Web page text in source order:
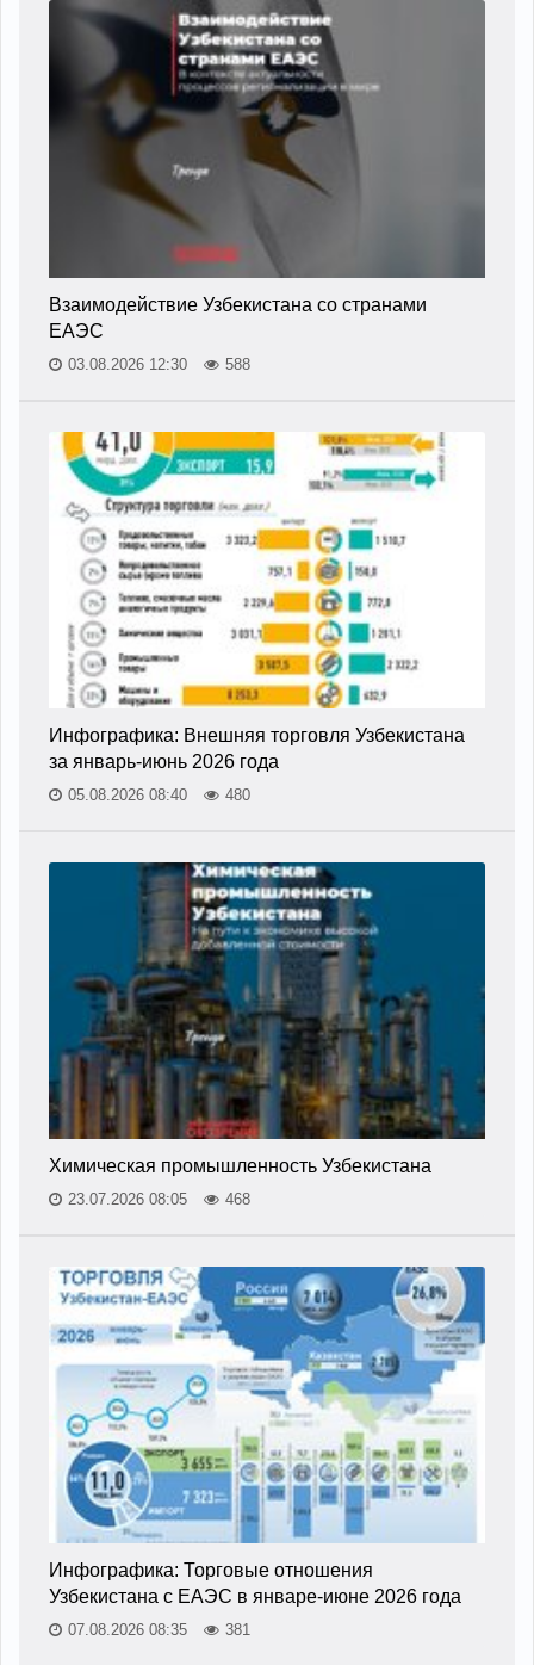
Взаимодействие Узбекистана со странами
ЕАЭС
03.08.2026 12:30 588
Инфографика: Внешняя торговля Узбекистана
за январь-июнь 2026 года
05.08.2026 08:40 480
Химическая промышленность Узбекистана
23.07.2026 08:05 468
Инфографика: Торговые отношения
Узбекистана с ЕАЭС в январе-июне 2026 года
07.08.2026 08:35 381